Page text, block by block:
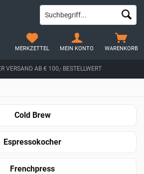
VERSAND AB € 100,- BESTELLWERT
WARENKORB
MERKZETTEL MEIN KONTO
Cold Brew
Espressokocher
Frenchpress